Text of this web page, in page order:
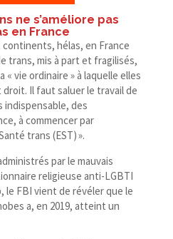
ne s’améliore pas
en France
hélas, en France
trans, mis à part et fragilisés,
« vie ordinaire » à laquelle elles
Il faut saluer le travail de
des
à commencer par
trans (EST) ».
par le mauvais
religieuse anti-​LGBTI
FBI vient de révéler que le
a, en 2019, atteint un